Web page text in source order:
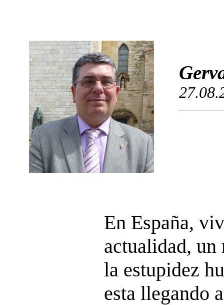
En España,
actualidad, un
la estupidez
esta llegando